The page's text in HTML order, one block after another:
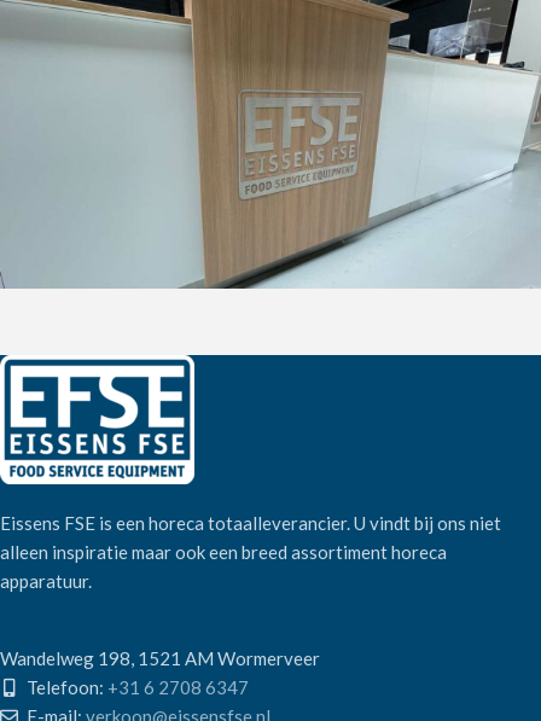
Eissens FSE is een horeca totaalleverancier. U vindt bij ons niet
alleen inspiratie maar ook een breed assortiment horeca
apparatuur.
Wandelweg 198, 1521 AM Wormerveer
Telefoon: +31 6 2708 6347
E-mail: verkoop@eissensfse.nl